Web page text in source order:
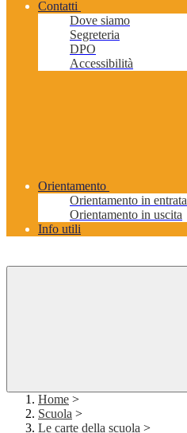
Contatti
Dove siamo
Segreteria
DPO
Accessibilità
Orientamento
Orientamento in entrata
Orientamento in uscita
Info utili
Home >
Scuola >
Le carte della scuola >